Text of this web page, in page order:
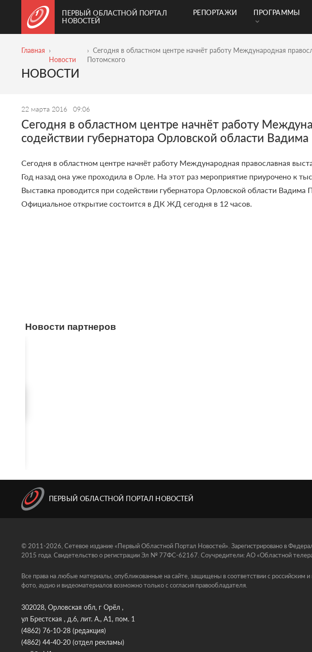
ПЕРВЫЙ ОБЛАСТНОЙ ПОРТАЛ
НОВОСТЕЙ
РЕПОРТАЖИ ПРОГРАММЫ
Главная
Новости
Сегодня в областном центре начнёт работу Международная
Потомского
НОВОСТИ
22 марта 2016 09:06
Сегодня в областном центре начнёт работу
содействии губернатора Орловской области
Сегодня в областном центре начнёт работу Международная православная
Год назад она уже проходила в Орле. На этот раз мероприятие приурочено к
Выставка проводится при содействии губернатора Орловской области Вадима
Официальное открытие состоится в ДК ЖД сегодня в 12 часов.
Новости партнеров
ПЕРВЫЙ ОБЛАСТНОЙ ПОРТАЛ НОВОСТЕЙ
© 2011-2026, Сетевое издание «Первый Областной Портал Новостей». Зарегистрировано в
2015 года. Свидетельство о регистрации Эл № 77ФС-62167. Соучредители: АО «Областной
Все права на любые материалы, опубликованные на сайте, защищены в соответствии с
фото, аудио и видеоматериалов возможно только с согласия правообладателя.
302028, Орловская обл, г Орёл ,
ул Брестская , д.6, лит. А., А1, пом. 1
(4862) 76-10-28 (редакция)
(4862) 44-40-20 (отдел рекламы)